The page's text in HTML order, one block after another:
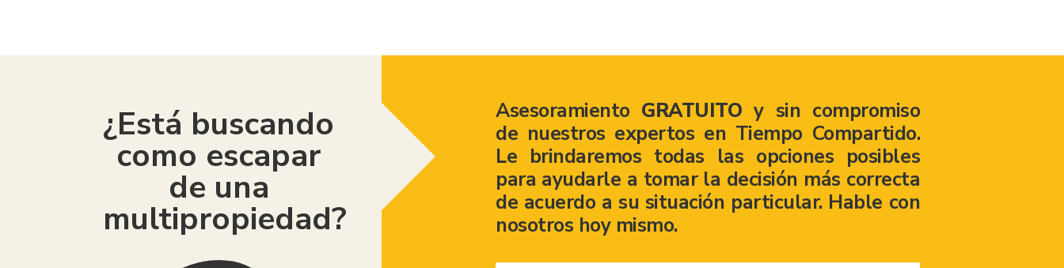
¿Está buscando
como escapar
de una
multipropiedad?
Asesoramiento GRATUITO y sin compromiso
de nuestros expertos en Tiempo Compartido.
Le brindaremos todas las opciones posibles
para ayudarle a tomar la decisión más correcta
de acuerdo a su situación particular. Hable con
nosotros hoy mismo.